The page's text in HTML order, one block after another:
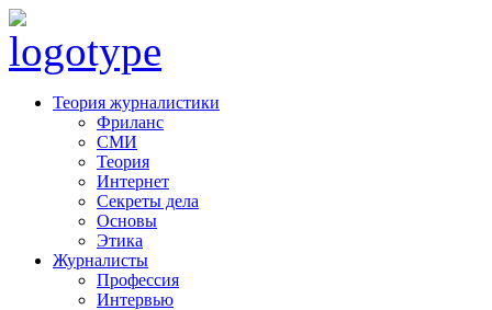
Теория журналистики
Фриланс
СМИ
Теория
Интернет
Секреты дела
Основы
Этика
Журналисты
Профессия
Интервью